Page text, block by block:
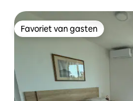
Favoriet van gasten
Favoriet van gasten